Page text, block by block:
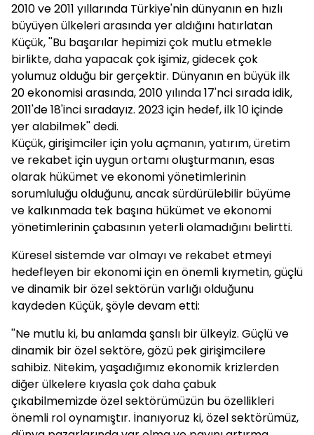
2010 ve 2011 yıllarında Türkiye'nin dünyanın en hızlı
büyüyen ülkeleri arasında yer aldığını hatırlatan
Küçük, ''Bu başarılar hepimizi çok mutlu etmekle
birlikte, daha yapacak çok işimiz, gidecek çok
yolumuz olduğu bir gerçektir. Dünyanın en büyük ilk
20 ekonomisi arasında, 2010 yılında 17'nci sırada idik,
2011'de 18'inci sıradayız. 2023 için hedef, ilk 10 içinde
yer alabilmek'' dedi.
Küçük, girişimciler için yolu açmanın, yatırım, üretim
ve rekabet için uygun ortamı oluşturmanın, esas
olarak hükümet ve ekonomi yönetimlerinin
sorumluluğu olduğunu, ancak sürdürülebilir büyüme
ve kalkınmada tek başına hükümet ve ekonomi
yönetimlerinin çabasının yeterli olamadığını belirtti.
Küresel sistemde var olmayı ve rekabet etmeyi
hedefleyen bir ekonomi için en önemli kıymetin, güçlü
ve dinamik bir özel sektörün varlığı olduğunu
kaydeden Küçük, şöyle devam etti:
''Ne mutlu ki, bu anlamda şanslı bir ülkeyiz. Güçlü ve
dinamik bir özel sektöre, gözü pek girişimcilere
sahibiz. Nitekim, yaşadığımız ekonomik krizlerden
diğer ülkelere kıyasla çok daha çabuk
çıkabilmemizde özel sektörümüzün bu özellikleri
önemli rol oynamıştır. İnanıyoruz ki, özel sektörümüz,